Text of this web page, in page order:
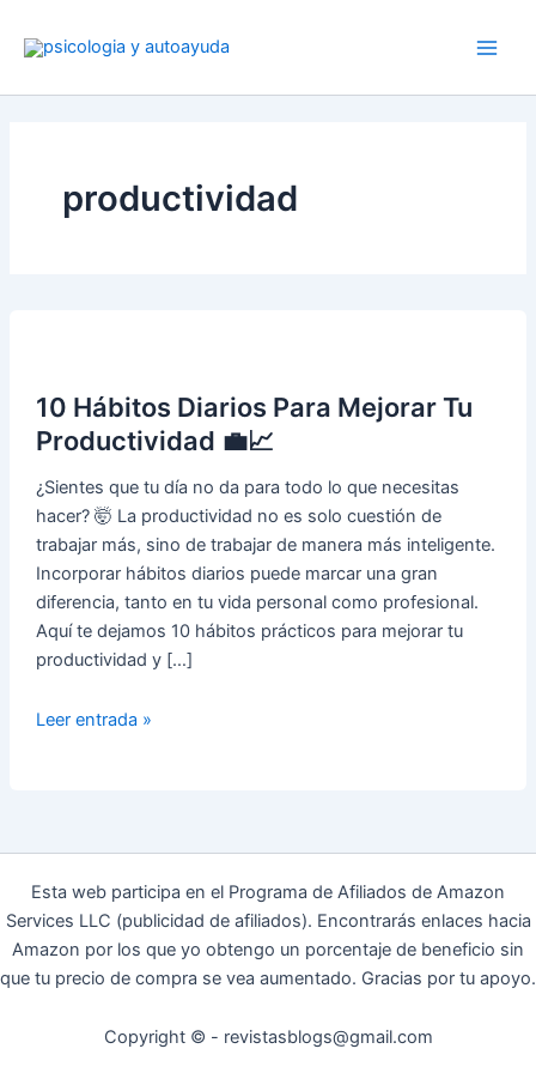
productividad
10 Hábitos Diarios Para Mejorar Tu
Productividad 💼📈
¿Sientes que tu día no da para todo lo que necesitas
hacer? 🤯 La productividad no es solo cuestión de
trabajar más, sino de trabajar de manera más inteligente.
Incorporar hábitos diarios puede marcar una gran
diferencia, tanto en tu vida personal como profesional.
Aquí te dejamos 10 hábitos prácticos para mejorar tu
productividad y […]
10
Productividad
💼
📈
Leer entrada »
Esta web participa en el Programa de Afiliados de Amazon
Services LLC (publicidad de afiliados). Encontrarás enlaces hacia
Amazon por los que yo obtengo un porcentaje de beneficio sin
que tu precio de compra se vea aumentado. Gracias por tu apoyo.
Copyright © - revistasblogs@gmail.com